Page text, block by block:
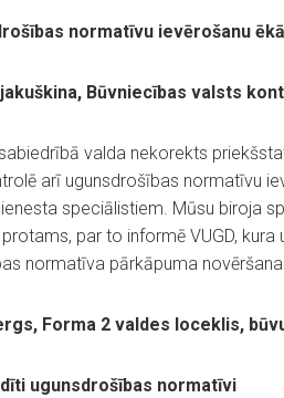
normatīvu ievērošanu
Būvniecības valsts
valda nekorekts
arī ugunsdrošības normatīvu
speciālistiem. Mūsu biroja
par to informē VUGD,
normatīva pārkāpuma
Forma 2 valdes loceklis,
ugunsdrošības normatīvi